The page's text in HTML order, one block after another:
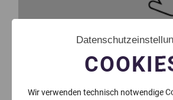
Wir verwenden technisch notwendige